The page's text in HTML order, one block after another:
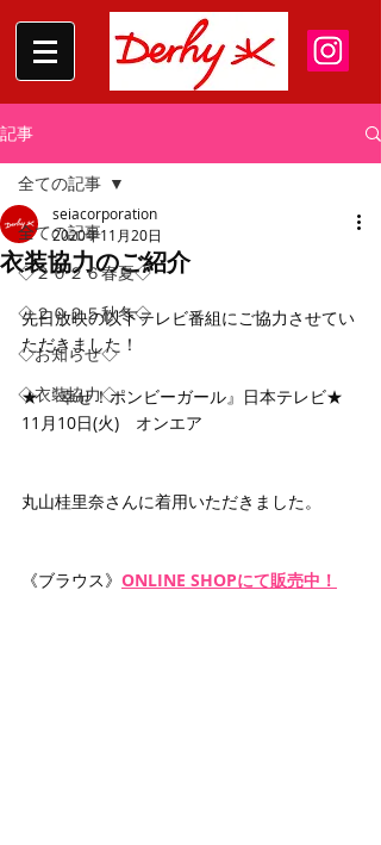
記事
全ての記事
◇２０２６春夏◇
◇２０２５秋冬◇
◇お知らせ◇
◇衣装協力◇
全ての記事
衣装協力のご紹介
seiacorporation
2020年11月20日
先日放映の以下テレビ番組にご協力させてい
ただきました！
★ 『幸せ！ポンビーガール』日本テレビ★
11月10日(火)　オンエア
丸山桂里奈さんに着用いただきました。
《ブラウス》 ONLINE SHOPにて販売中！